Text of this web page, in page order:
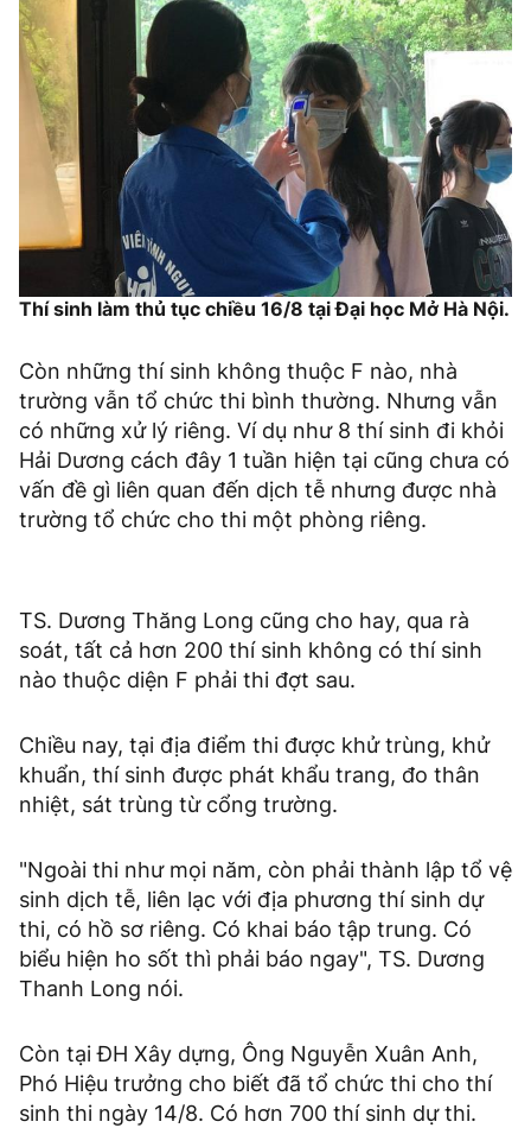
Thí sinh làm thủ tục chiều 16/8 tại Đại học Mở Hà Nội.
Còn những thí sinh không thuộc F nào, nhà
trường vẫn tổ chức thi bình thường. Nhưng vẫn
có những xử lý riêng. Ví dụ như 8 thí sinh đi khỏi
Hải Dương cách đây 1 tuần hiện tại cũng chưa có
vấn đề gì liên quan đến dịch tễ nhưng được nhà
trường tổ chức cho thi một phòng riêng.
TS. Dương Thăng Long cũng cho hay, qua rà
soát, tất cả hơn 200 thí sinh không có thí sinh
nào thuộc diện F phải thi đợt sau.
Chiều nay, tại địa điểm thi được khử trùng, khử
khuẩn, thí sinh được phát khẩu trang, đo thân
nhiệt, sát trùng từ cổng trường.
"Ngoài thi như mọi năm, còn phải thành lập tổ vệ
sinh dịch tễ, liên lạc với địa phương thí sinh dự
thi, có hồ sơ riêng. Có khai báo tập trung. Có
biểu hiện ho sốt thì phải báo ngay", TS. Dương
Thanh Long nói.
Còn tại ĐH Xây dựng, Ông Nguyễn Xuân Anh,
Phó Hiệu trưởng cho biết đã tổ chức thi cho thí
sinh thi ngày 14/8. Có hơn 700 thí sinh dự thi.